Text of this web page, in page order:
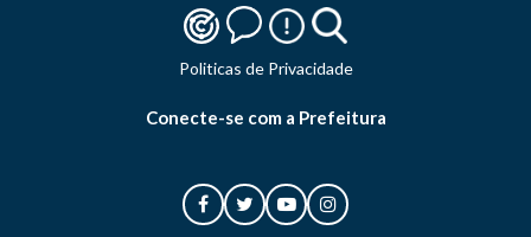
Politicas de Privacidade
Conecte-se com a Prefeitura